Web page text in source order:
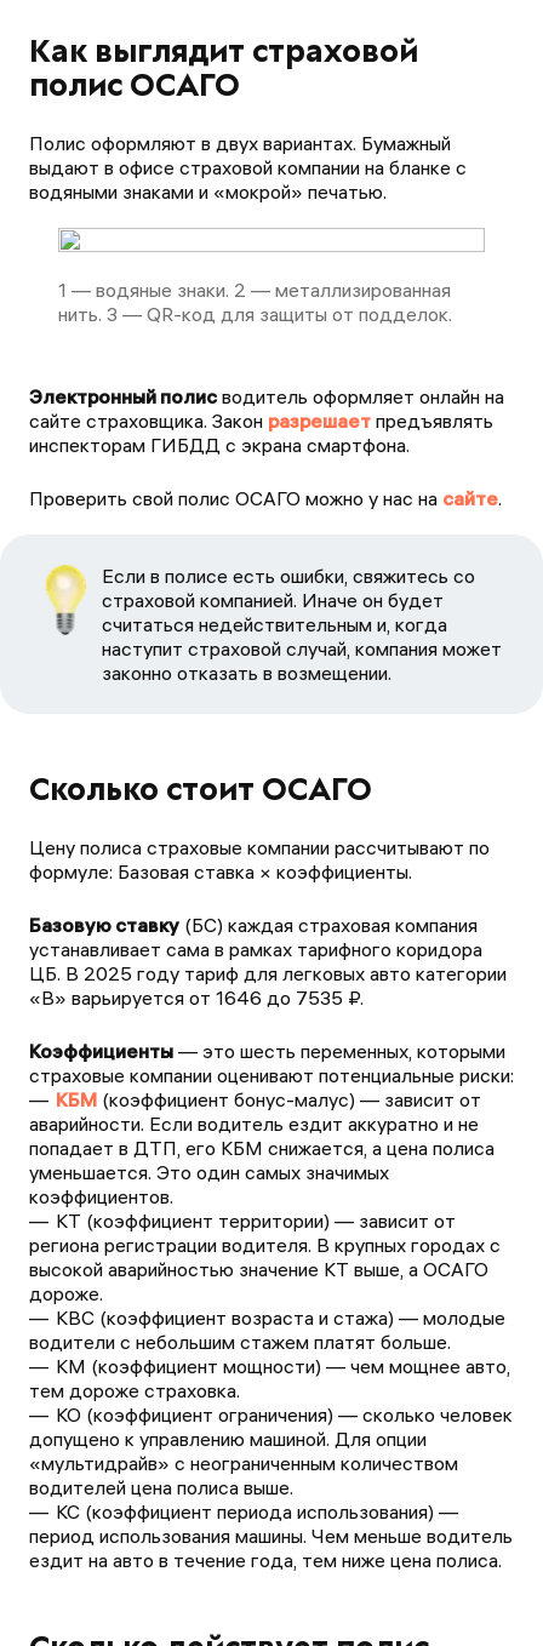
Как выглядит страховой
полис ОСАГО
Полис оформляют в двух вариантах. Бумажный
выдают в офисе страховой компании на бланке с
водяными знаками и «мокрой» печатью.
1 — водяные знаки. 2 — металлизированная
нить. 3 — QR-код для защиты от подделок.
Электронный полисводитель оформляет онлайн на
сайте страховщика. Закон разрешает предъявлять
инспекторам ГИБДД с экрана смартфона.
Проверить свой полис ОСАГО можно у нас на сайте.
Если в полисе есть ошибки, свяжитесь со
страховой компанией. Иначе он будет
считаться недействительным и, когда
наступит страховой случай, компания может
законно отказать в возмещении.
Сколько стоит ОСАГО
Цену полиса страховые компании рассчитывают по
формуле: Базовая ставка × коэффициенты.
Базовую ставку (БС) каждая страховая компания
устанавливает сама в рамках тарифного коридора
ЦБ. В 2025 году тариф для легковых авто категории
«B» варьируется от 1646 до 7535 ₽.
Коэффициенты — это шесть переменных, которыми
страховые компании оценивают потенциальные риски:
КБМ (коэффициент бонус-малус) — зависит от
аварийности. Если водитель ездит аккуратно и не
попадает в ДТП, его КБМ снижается, а цена полиса
уменьшается. Это один самых значимых
коэффициентов.
КТ (коэффициент территории) — зависит от
региона регистрации водителя. В крупных городах с
высокой аварийностью значение КТ выше, а ОСАГО
дороже.
КВС (коэффициент возраста и стажа) — молодые
водители с небольшим стажем платят больше.
КМ (коэффициент мощности) — чем мощнее авто,
тем дороже страховка.
КО (коэффициент ограничения) — сколько человек
допущено к управлению машиной. Для опции
«мультидрайв» с неограниченным количеством
водителей цена полиса выше.
КС (коэффициент периода использования) —
период использования машины. Чем меньше водитель
ездит на авто в течение года, тем ниже цена полиса.